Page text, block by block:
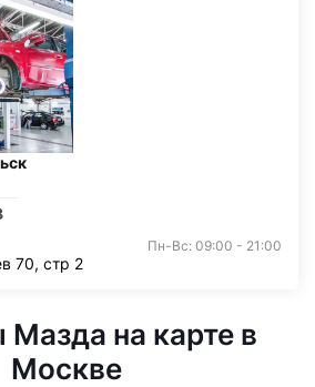
Пн-Вс: 09:00 - 21:00
70, стр 2
на карте в
Москве